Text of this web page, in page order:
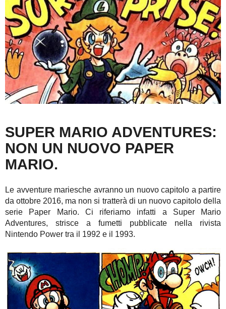
SUPER MARIO ADVENTURES:
NON UN NUOVO PAPER
MARIO.
Le avventure mariesche avranno un nuovo capitolo a partire
da ottobre 2016, ma non si tratterà di un nuovo capitolo della
serie Paper Mario. Ci riferiamo infatti a Super Mario
Adventures, strisce a fumetti pubblicate nella rivista
Nintendo Power tra il 1992 e il 1993.